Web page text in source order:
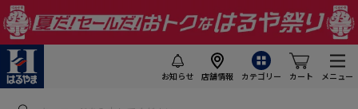
お知らせ 店舗情報 カテゴリー カート メニュー